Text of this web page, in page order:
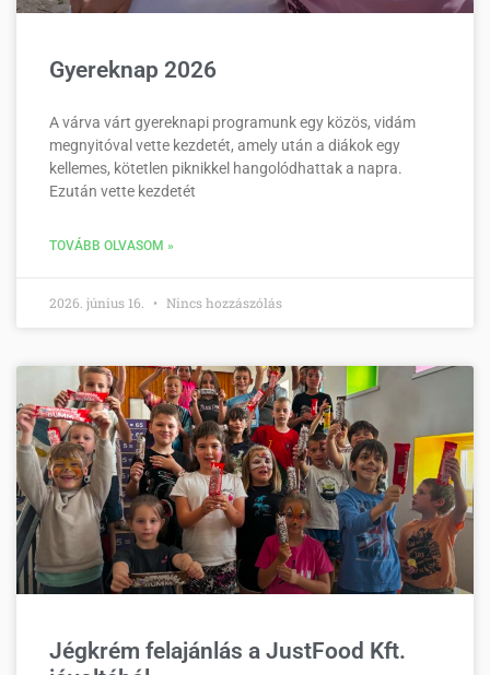
Gyereknap 2026
A várva várt gyereknapi programunk egy közös, vidám
megnyitóval vette kezdetét, amely után a diákok egy
kellemes, kötetlen piknikkel hangolódhattak a napra.
Ezután vette kezdetét
TOVÁBB OLVASOM »
2026. június 16. Nincs hozzászólás
Jégkrém felajánlás a JustFood Kft.